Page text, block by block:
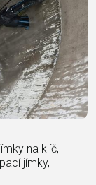
na klíč,
jímky,